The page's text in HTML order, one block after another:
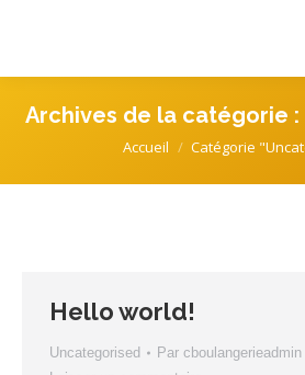
Archives de la catégorie :
Vous êtes ici :
Accueil Catégorie
Hello world!
Uncategorised Par cboulangerieadmin